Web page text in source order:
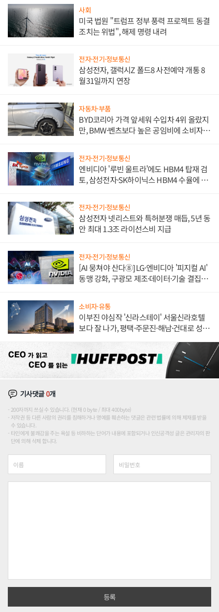
사회
미국 법원 "트럼프 정부 풍력 프로젝트 동결
조치는 위법", 해제 명령 내려
전자·전기·정보통신
삼성전자, 갤럭시Z 폴드8 사전예약 개통 8
월31일까지 연장
자동차·부품
BYD코리아 가격 앞세워 수입차 4위 올랐지
만, BMW·벤츠보다 높은 공임비에 소비자
전자·전기·정보통신
엔비디아 '루빈 울트라'에도 HBM4 탑재 검
토, 삼성전자·SK하이닉스 HBM4 수율에 주
전자·전기·정보통신
삼성전자 넷리스트와 특허분쟁 매듭, 5년 동
안 최대 1.3조 라이선스비 지급
전자·전기·정보통신
[AI 뭉쳐야 산다⑧] LG·엔비디아 '피지컬 AI'
동맹 강화, 구광모 제조·데이터·기술 결집
소비자·유통
이부진 야심작 '신라스테이' 서울신라호텔
보다 잘 나가, 평택·주문진·해남·건대로 성
기사댓글0개
200자까지 쓰실 수 있습니다. (현재 0 byte / 최대 400byte)
저작권 등 다른 사람의 권리를 침해하거나 명예를 훼손하는 댓글은 관련 법률에 의해 제재를 받을
수 있습니다.
타인에게 불쾌감을 주는 욕설 등 비하하는 단어가 내용에 포함되거나 인신공격성 글은 관리자의 판
단에 의해 삭제 합니다.